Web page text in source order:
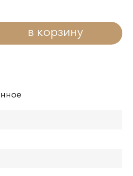
в корзину